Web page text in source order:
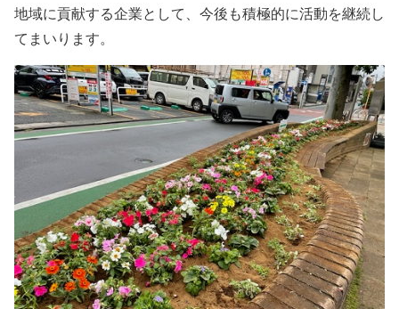
地域に貢献する企業として、今後も積極的に活動を継続し
てまいります。